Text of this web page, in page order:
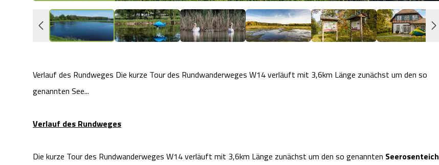
Verlauf des Rundweges Die kurze Tour des Rundwanderweges W14 verläuft mit 3,6km Länge zunächst um den so
genannten See...
Verlauf des Rundweges
Die kurze Tour des Rundwanderweges W14 verläuft mit 3,6km Länge zunächst um den so genannten Seerosenteich